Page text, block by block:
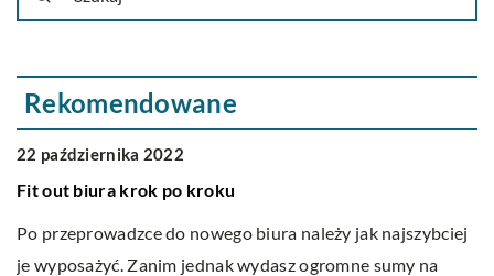
Rekomendowane
NIERUCHOMOŚCI I BUDOWNICTWO
22 października 2022
Fit out biura krok po kroku
Po przeprowadzce do nowego biura należy jak najszybciej
je wyposażyć. Zanim jednak wydasz ogromne sumy na